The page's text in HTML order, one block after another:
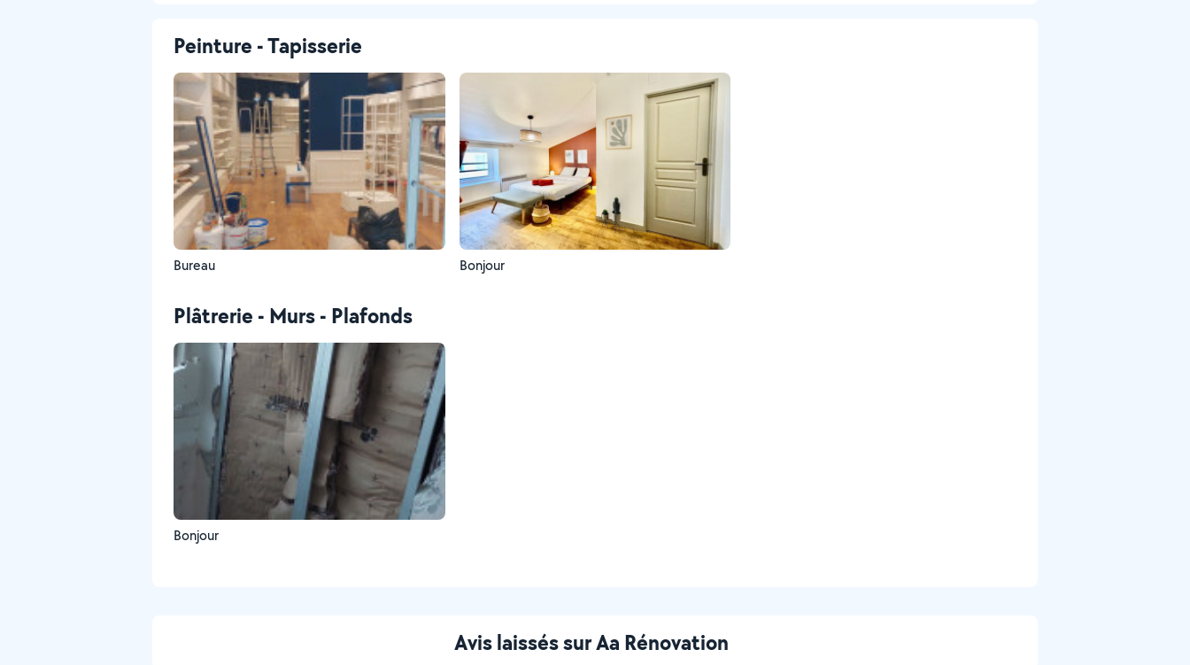
Peinture - Tapisserie
Bureau Bonjour
Plâtrerie - Murs - Plafonds
Bonjour
Avis laissés sur Aa Rénovation